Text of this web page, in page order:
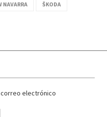
NAVARRA ŠKODA
electrónico